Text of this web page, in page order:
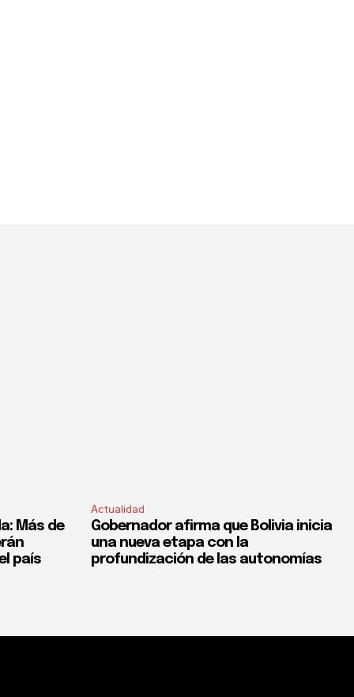
Más de
país
Actualidad
Gobernador afirma que Bolivia inicia
una nueva etapa con la
profundización de las autonomías